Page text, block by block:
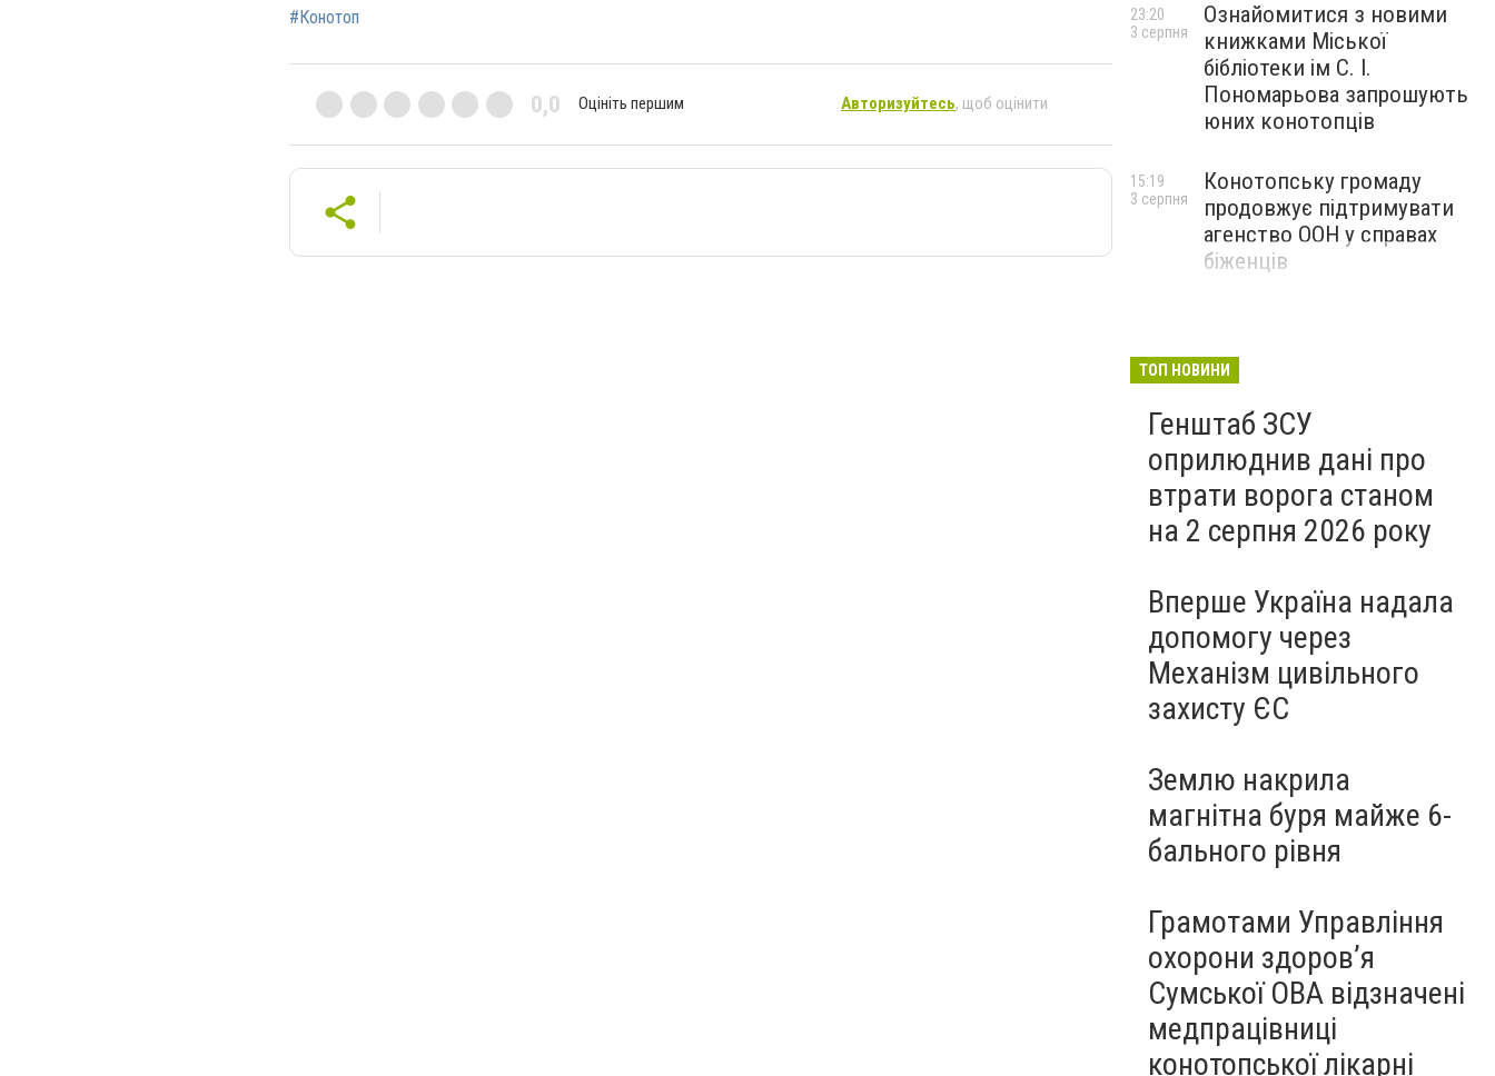
#Конотоп
0,0 Оцініть першим Авторизуйтесь, щоб оцінити
Ознайомитися з новими
книжками Міської
бібліотеки ім С. І.
Пономарьова запрошують
юних конотопців
23:20
3 серпня
Конотопську громаду
продовжує підтримувати
агенство ООН у справах
біженців
15:19
3 серпня
ТОП НОВИНИ
Генштаб ЗСУ
оприлюднив дані про
втрати ворога станом
на 2 серпня 2026 року
Вперше Україна надала
допомогу через
Механізм цивільного
захисту ЄС
Землю накрила
магнітна буря майже 6-
бального рівня
Грамотами Управління
охорони здоров’я
Сумської ОВА відзначені
медпрацівниці
конотопської лікарні